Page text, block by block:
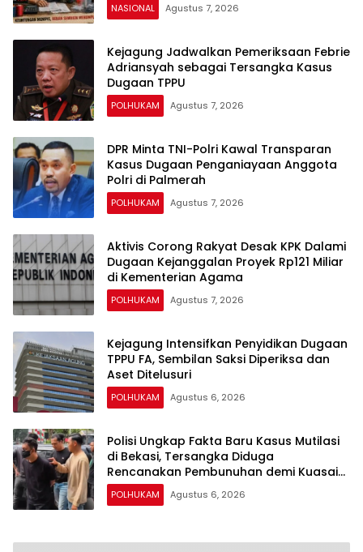
NASIONAL Agustus 7, 2026
Kejagung Jadwalkan Pemeriksaan Febrie
Adriansyah sebagai Tersangka Kasus
Dugaan TPPU
POLHUKAM Agustus 7, 2026
DPR Minta TNI-Polri Kawal Transparan
Kasus Dugaan Penganiayaan Anggota
Polri di Palmerah
POLHUKAM Agustus 7, 2026
Aktivis Corong Rakyat Desak KPK Dalami
Dugaan Kejanggalan Proyek Rp121 Miliar
di Kementerian Agama
POLHUKAM Agustus 7, 2026
Kejagung Intensifkan Penyidikan Dugaan
TPPU FA, Sembilan Saksi Diperiksa dan
Aset Ditelusuri
POLHUKAM Agustus 6, 2026
Polisi Ungkap Fakta Baru Kasus Mutilasi
di Bekasi, Tersangka Diduga
Rencanakan Pembunuhan demi Kuasai
Harta Korban
POLHUKAM Agustus 6, 2026